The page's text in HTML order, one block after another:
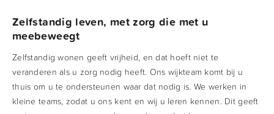
Zelfstandig leven, met zorg die met u
meebeweegt
Zelfstandig wonen geeft vrijheid, en dat hoeft niet te
veranderen als u zorg nodig heeft. Ons wijkteam komt bij u
thuis om u te ondersteunen waar dat nodig is. We werken in
kleine teams, zodat u ons kent en wij u leren kennen. Dit geeft